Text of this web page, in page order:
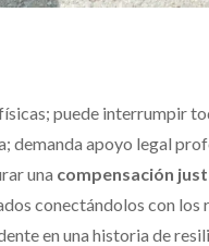
puede interrumpir
demanda apoyo legal
una compensación
conectándolos con
en una historia de